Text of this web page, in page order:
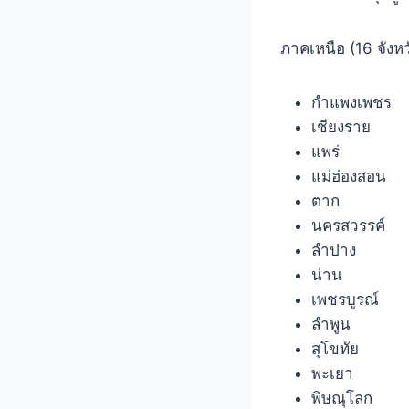
ภาคเหนือ (16 จังห
กำแพงเพชร
เชียงราย
แพร่
แม่ฮ่องสอน
ตาก
นครสวรรค์
ลำปาง
น่าน
เพชรบูรณ์
ลำพูน
สุโขทัย
พะเยา
พิษณุโลก